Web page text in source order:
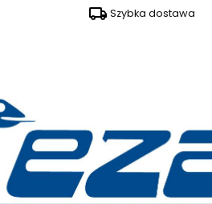
Szybka dostawa